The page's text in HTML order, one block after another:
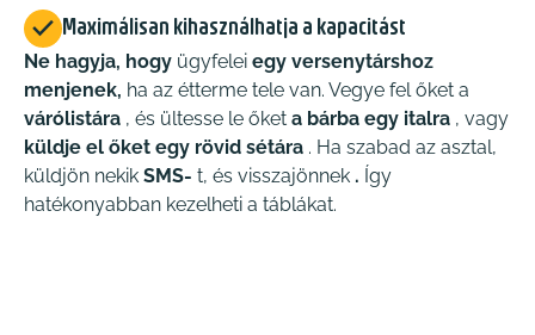
 Maximálisan kihasználhatja a kapacitást
Ne hagyja, hogy ügyfelei egy versenytárshoz
menjenek, ha az étterme tele van. Vegye fel őket a
várólistára , és ültesse le őket a bárba egy italra , vagy
küldje el őket egy rövid sétára . Ha szabad az asztal,
küldjön nekik SMS- t, és visszajönnek . Így
hatékonyabban kezelheti a táblákat.